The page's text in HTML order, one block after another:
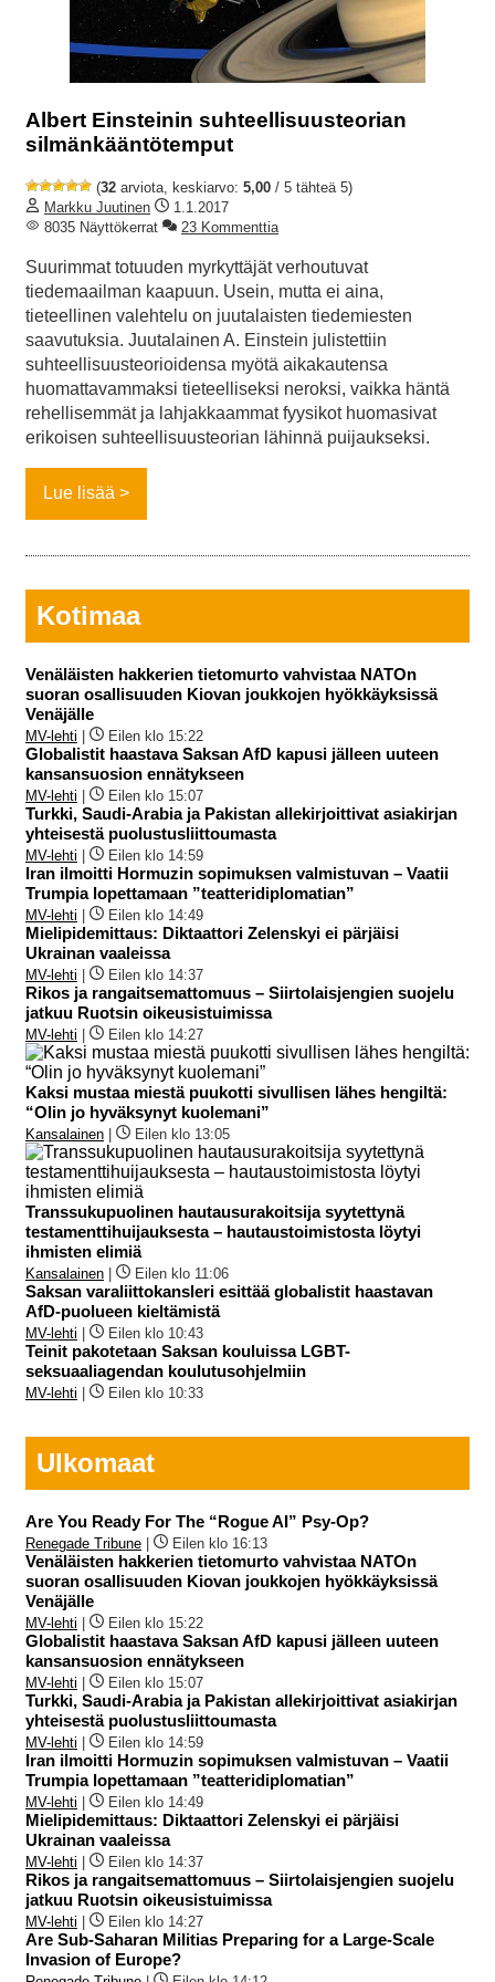
Albert Einsteinin suhteellisuusteorian
silmänkääntötemput
(32 arviota, keskiarvo: 5,00 / 5 tähteä 5)
Markku Juutinen
1.1.2017
8035 Näyttökerrat
23 Kommenttia
Suurimmat totuuden myrkyttäjät verhoutuvat
tiedemaailman kaapuun. Usein, mutta ei aina,
tieteellinen valehtelu on juutalaisten tiedemiesten
saavutuksia. Juutalainen A. Einstein julistettiin
suhteellisuusteorioidensa myötä aikakautensa
huomattavammaksi tieteelliseksi neroksi, vaikka häntä
rehellisemmät ja lahjakkaammat fyysikot huomasivat
erikoisen suhteellisuusteorian lähinnä puijaukseksi.
Lue lisää
Kotimaa
Venäläisten hakkerien tietomurto vahvistaa NATOn
suoran osallisuuden Kiovan joukkojen hyökkäyksissä
Venäjälle
MV-lehti Eilen klo 15:22
Globalistit haastava Saksan AfD kapusi jälleen uuteen
kansansuosion ennätykseen
MV-lehti Eilen klo 15:07
Turkki, Saudi-Arabia ja Pakistan allekirjoittivat asiakirjan
yhteisestä puolustusliittoumasta
MV-lehti Eilen klo 14:59
Iran ilmoitti Hormuzin sopimuksen valmistuvan – Vaatii
Trumpia lopettamaan ”teatteridiplomatian”
MV-lehti Eilen klo 14:49
Mielipidemittaus: Diktaattori Zelenskyi ei pärjäisi
Ukrainan vaaleissa
MV-lehti Eilen klo 14:37
Rikos ja rangaitsemattomuus – Siirtolaisjengien suojelu
jatkuu Ruotsin oikeusistuimissa
MV-lehti Eilen klo 14:27
Kaksi mustaa miestä puukotti sivullisen lähes hengiltä:
“Olin jo hyväksynyt kuolemani”
Kansalainen Eilen klo 13:05
Transsukupuolinen hautausurakoitsija syytettynä
testamenttihuijauksesta – hautaustoimistosta löytyi
ihmisten elimiä
Kansalainen Eilen klo 11:06
Saksan varaliittokansleri esittää globalistit haastavan
AfD-puolueen kieltämistä
MV-lehti Eilen klo 10:43
Teinit pakotetaan Saksan kouluissa LGBT-
seksuaaliagendan koulutusohjelmiin
MV-lehti Eilen klo 10:33
Ulkomaat
Are You Ready For The “Rogue AI” Psy-Op?
Renegade Tribune Eilen klo 16:13
Venäläisten hakkerien tietomurto vahvistaa NATOn
suoran osallisuuden Kiovan joukkojen hyökkäyksissä
Venäjälle
MV-lehti Eilen klo 15:22
Globalistit haastava Saksan AfD kapusi jälleen uuteen
kansansuosion ennätykseen
MV-lehti Eilen klo 15:07
Turkki, Saudi-Arabia ja Pakistan allekirjoittivat asiakirjan
yhteisestä puolustusliittoumasta
MV-lehti Eilen klo 14:59
Iran ilmoitti Hormuzin sopimuksen valmistuvan – Vaatii
Trumpia lopettamaan ”teatteridiplomatian”
MV-lehti Eilen klo 14:49
Mielipidemittaus: Diktaattori Zelenskyi ei pärjäisi
Ukrainan vaaleissa
MV-lehti Eilen klo 14:37
Rikos ja rangaitsemattomuus – Siirtolaisjengien suojelu
jatkuu Ruotsin oikeusistuimissa
MV-lehti Eilen klo 14:27
Are Sub-Saharan Militias Preparing for a Large-Scale
Invasion of Europe?